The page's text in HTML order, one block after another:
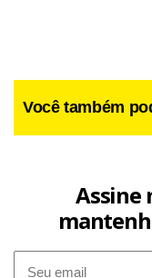
Entre os destaques
Você também
Assine